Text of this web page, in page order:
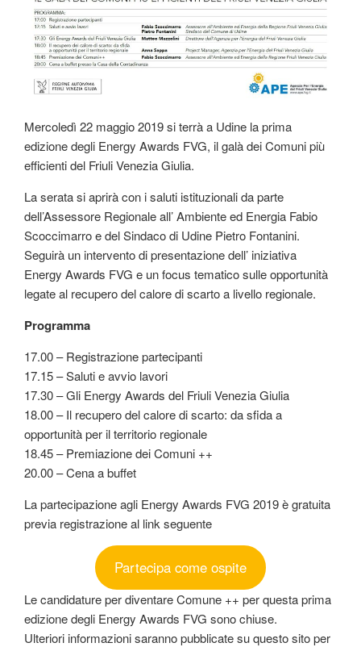
Mercoledì 22 maggio 2019 si terrà a Udine la prima
edizione degli Energy Awards FVG, il galà dei Comuni più
efficienti del Friuli Venezia Giulia.
La serata si aprirà con i saluti istituzionali da parte
dell’Assessore Regionale all’ Ambiente ed Energia Fabio
Scoccimarro e del Sindaco di Udine Pietro Fontanini.
Seguirà un intervento di presentazione dell’ iniziativa
Energy Awards FVG e un focus tematico sulle opportunità
legate al recupero del calore di scarto a livello regionale.
Programma
17.00 – Registrazione partecipanti
17.15 – Saluti e avvio lavori
17.30 – Gli Energy Awards del Friuli Venezia Giulia
18.00 – Il recupero del calore di scarto: da sfida a
opportunità per il territorio regionale
18.45 – Premiazione dei Comuni ++
20.00 – Cena a buffet
La partecipazione agli Energy Awards FVG 2019 è gratuita
previa registrazione al link seguente
Partecipa come ospite
Le candidature per diventare Comune ++ per questa prima
edizione degli Energy Awards FVG sono chiuse.
Ulteriori informazioni saranno pubblicate su questo sito per